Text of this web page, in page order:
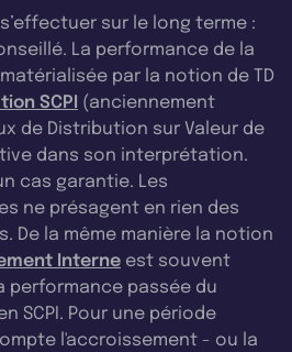
sur le long terme :
La performance de la
par la notion de TD
SCPI (anciennement
de Distribution sur Valeur de
dans son interprétation.
cas garantie. Les
ne présagent en rien des
De la même manière la notion
Interne est souvent
performance passée du
SCPI. Pour une période
l'accroissement - ou la